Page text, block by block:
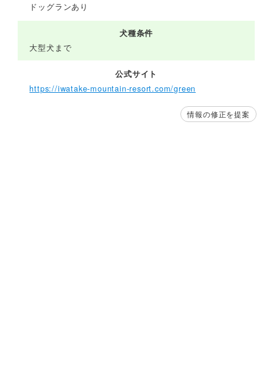
ドッグランあり
犬種条件
大型犬まで
公式サイト
https://iwatake-mountain-resort.com/green
情報の修正を提案